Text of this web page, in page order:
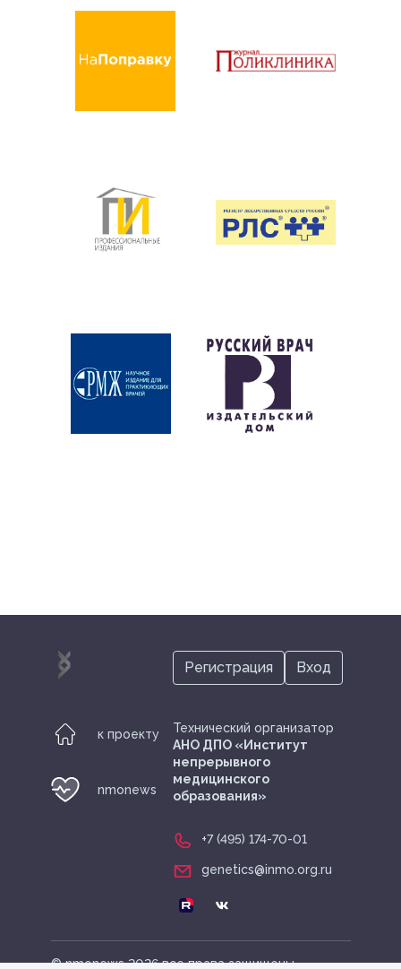
к проекту
nmonews
Технический организатор
АНО ДПО «Институт
непрерывного
медицинского
образования»
+7 (495) 174-70-01
genetics@inmo.org.ru
Регистрация Вход
© nmonews 2026 все права защищены